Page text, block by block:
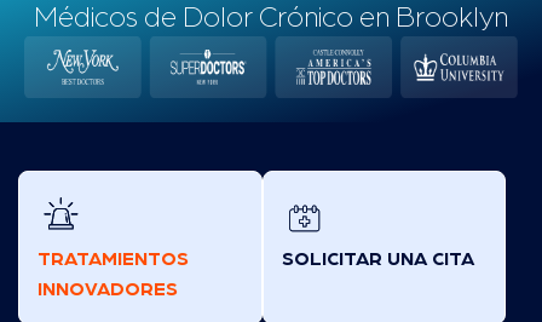
Médicos de Dolor Crónico en Brooklyn
TRATAMIENTOS
INNOVADORES
SOLICITAR UNA CITA